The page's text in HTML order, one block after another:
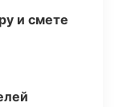
и смете